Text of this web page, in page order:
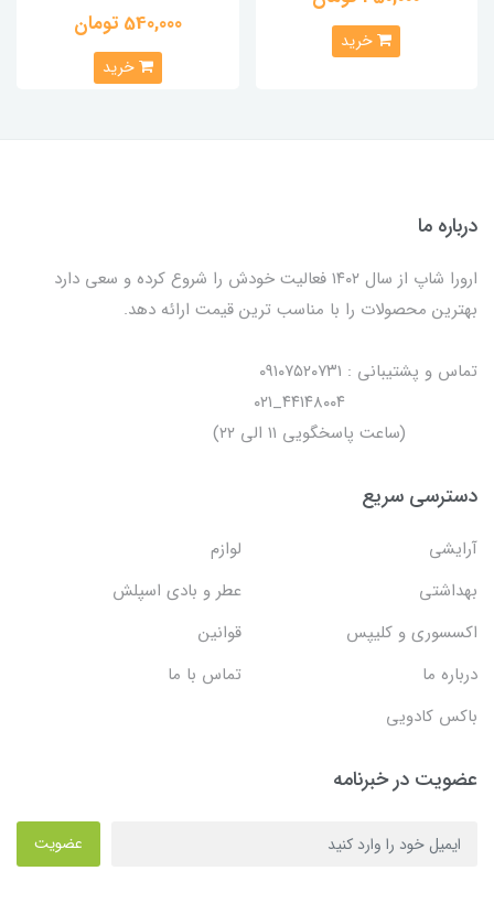
خرید
540,000 تومان
خرید
درباره ما
ارورا شاپ از سال ۱۴۰۲ فعالیت خودش را شروع کرده و سعی دارد
بهترین محصولات را با مناسب ترین قیمت ارائه دهد.
تماس و پشتیبانی : ۰۹۱۰۷۵۲۰۷۳۱
(ساعت پاسخگویی ۱۱ الی ۲۲)
دسترسی سریع
آرایشی
لوازم
بهداشتی
عطر و بادی اسپلش
اکسسوری و کلیپس
قوانین
درباره ما
تماس با ما
باکس کادویی
عضویت در خبرنامه
عضویت